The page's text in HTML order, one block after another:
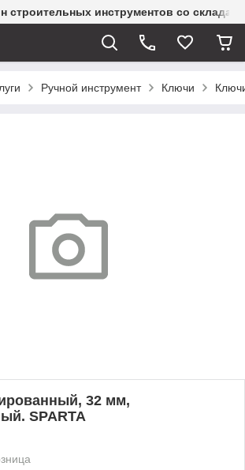
строительных инструментов со склада
Ручной инструмент Ключи
32 мм,
SPARTA